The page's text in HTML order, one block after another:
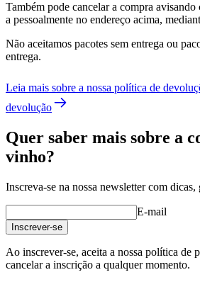
Também pode cancelar a compra avisando
a pessoalmente no endereço acima,
Não aceitamos pacotes sem entrega ou
entrega.
Leia mais sobre a nossa política de
devolução
Quer saber mais sobre a
vinho?
Inscreva-se na nossa newsletter com dicas,
E-mail
Inscrever-se
Ao inscrever-se, aceita a nossa política de
cancelar a inscrição a qualquer momento.